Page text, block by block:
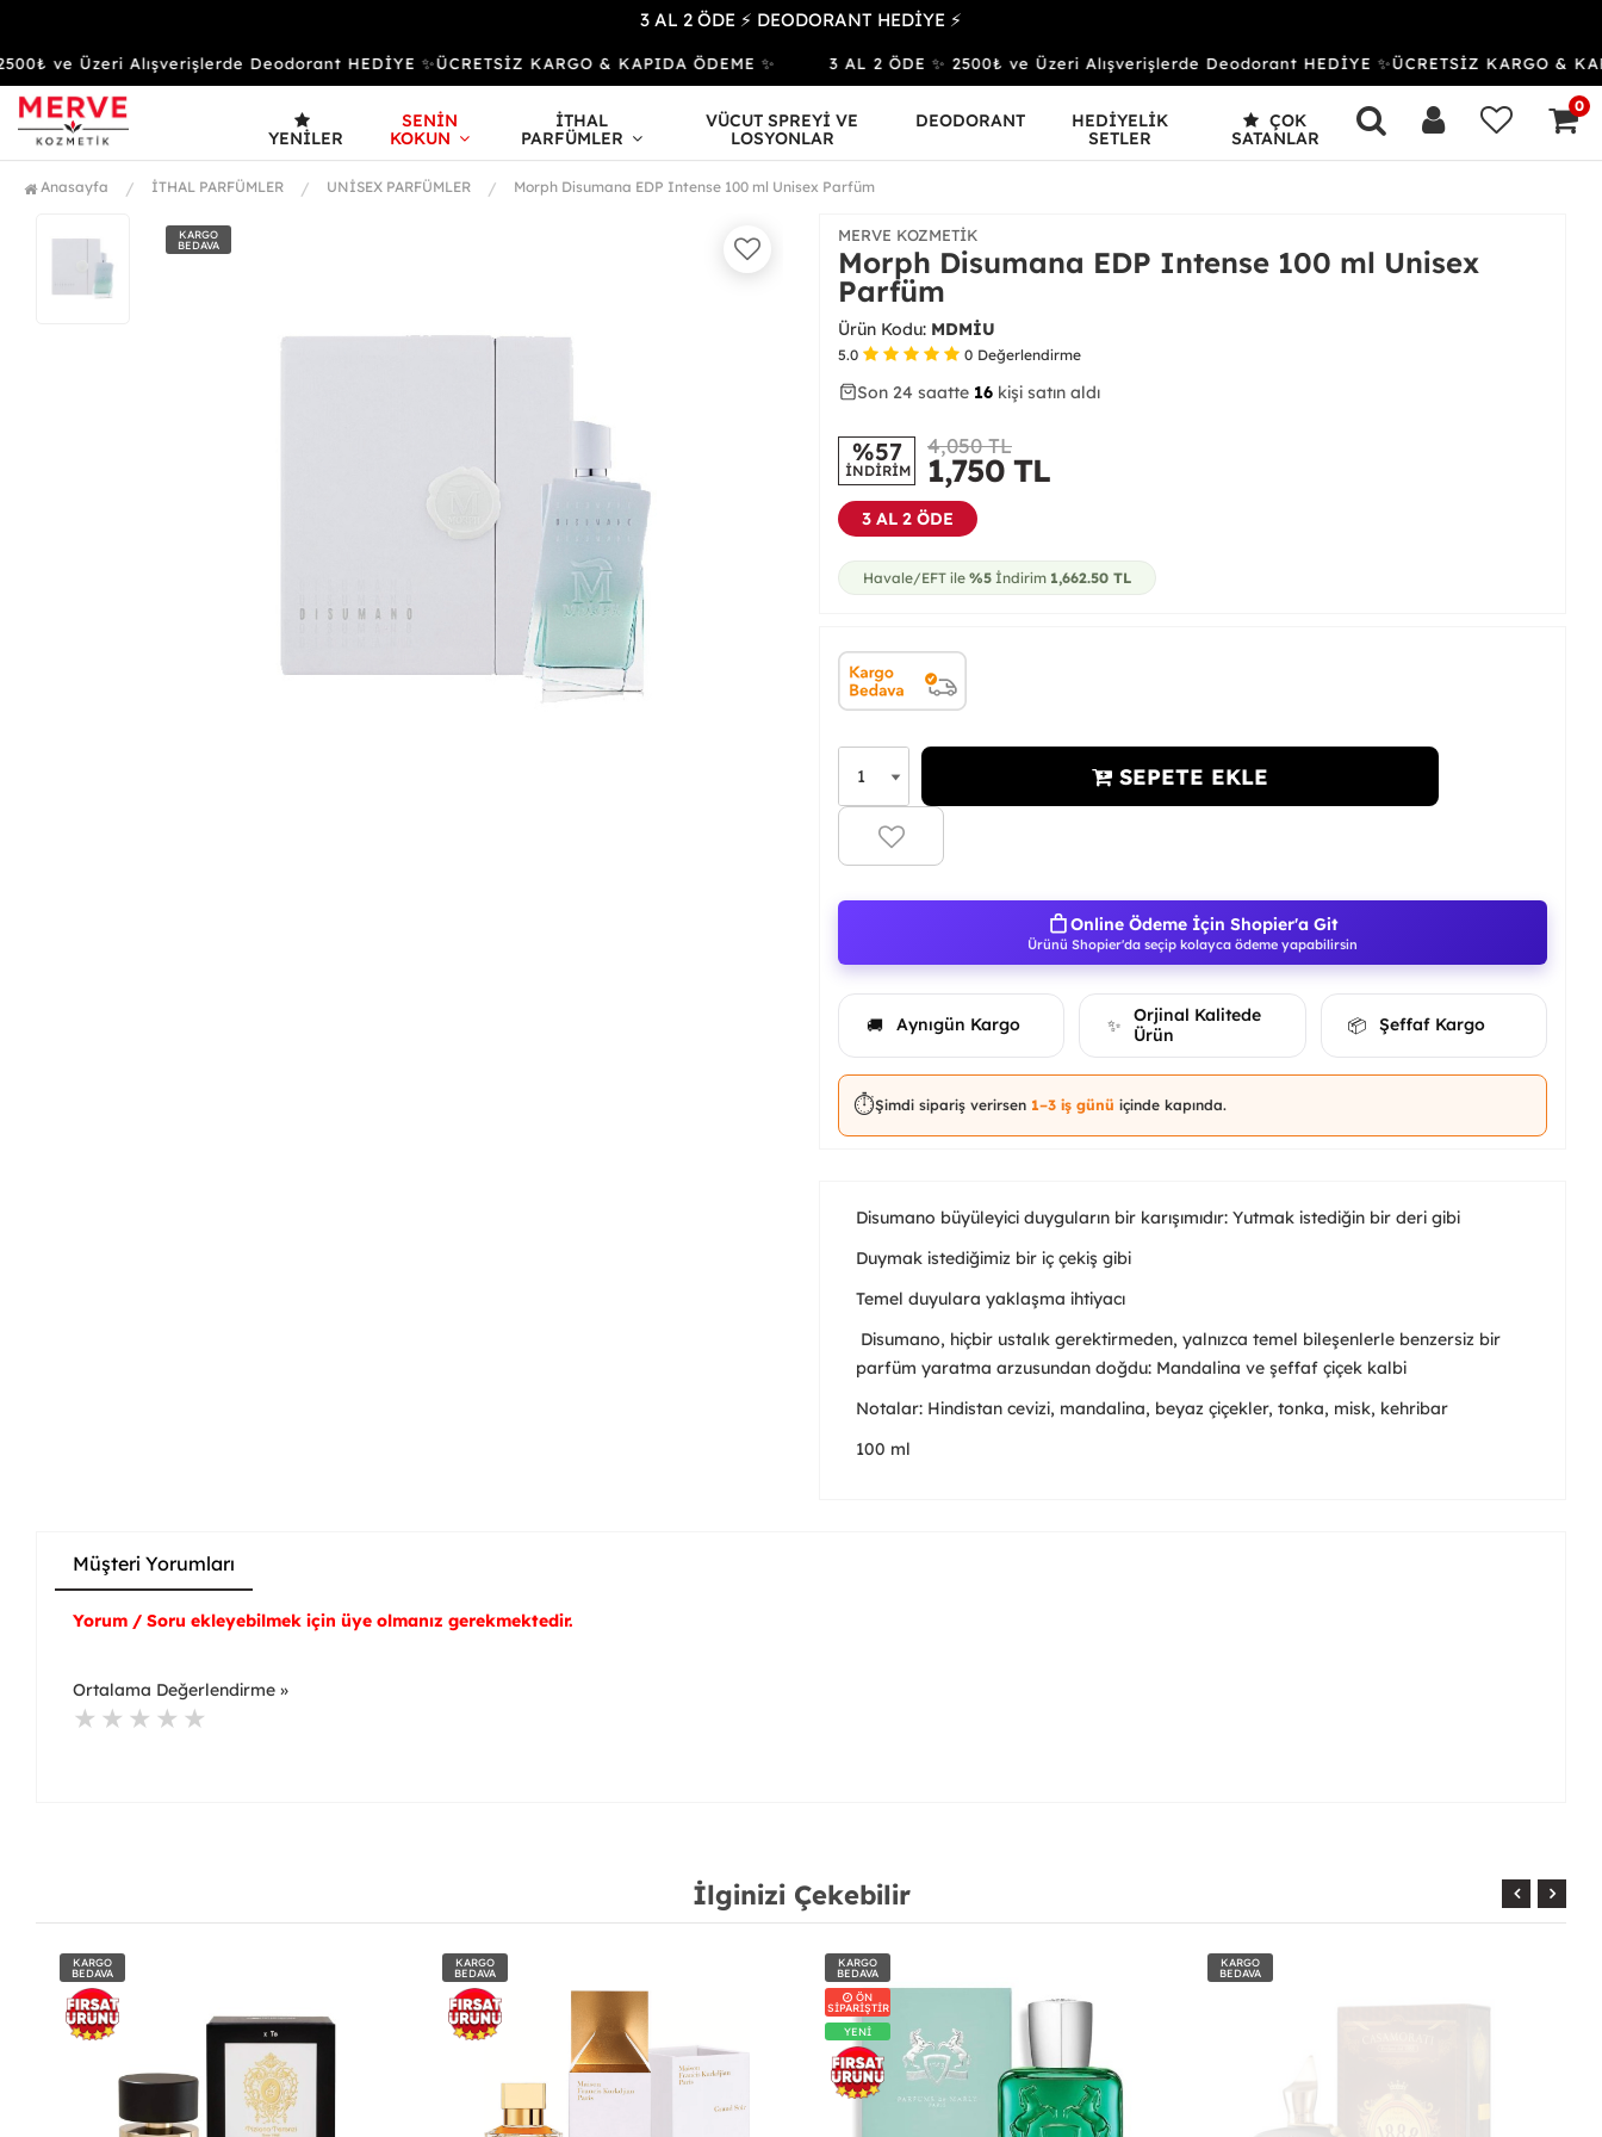
3 AL 2 ÖDE ⚡ DEODORANT HEDİYE ⚡
ve Üzeri Alışverişlerde Deodorant HEDİYE ✨ÜCRETSİZ KARGO & KAPIDA ÖDEME ✨ 3 AL 2 ÖDE ✨ 2500₺ ve Üzeri Alışverişlerde Deodorant HEDİYE ✨ÜCRETSİZ KARGO &
YENILER
SENİN
KOKUN
İTHAL
PARFÜMLER
VÜCUT SPREYİ VE
LOSYONLAR
DEODORANT
HEDİYELİK
SETLER
ÇOK
SATANLAR
0
Anasayfa İTHAL PARFÜMLER UNİSEX PARFÜMLER Morph Disumana EDP Intense 100 ml Unisex Parfüm
KARGO
BEDAVA
MERVE KOZMETIK
Morph Disumana EDP Intense 100 ml Unisex
Parfüm
Ürün Kodu: MDMİU
5.0 0 Değerlendirme
43 51
Son 24 saatte 16 kişi satın aldı
%57
İNDİRİM
4,050 TL
1,750 TL
3 AL 2 ÖDE
Havale/EFT ile %5 İndirim 1,662.50 TL
SEPETE EKLE
Online Ödeme İçin Shopier'a Git
Ürünü Shopier'da seçip kolayca ödeme yapabilirsin
🚚 Aynıgün Kargo ✨
Orjinal Kalitede
Ürün
📦 Şeffaf Kargo
⏱️Şimdi sipariş verirsen 1–3 iş günü içinde kapında.
Disumano büyüleyici duyguların bir karışımıdır: Yutmak istediğin bir deri gibi
Duymak istediğimiz bir iç çekiş gibi
Temel duyulara yaklaşma ihtiyacı
Disumano, hiçbir ustalık gerektirmeden, yalnızca temel bileşenlerle benzersiz bir
parfüm yaratma arzusundan doğdu: Mandalina ve şeffaf çiçek kalbi
Notalar: Hindistan cevizi, mandalina, beyaz çiçekler, tonka, misk, kehribar
100 ml
Müşteri Yorumları
Yorum / Soru ekleyebilmek için üye olmanız gerekmektedir.
Ortalama Değerlendirme »
İlginizi Çekebilir
KARGO
BEDAVA
KARGO
BEDAVA
KARGO
BEDAVA
ÖN
SİPARİŞTİR
YENİ
KARGO
BEDAVA